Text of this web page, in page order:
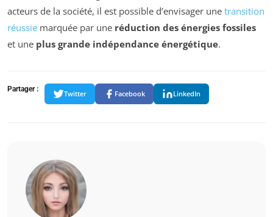
acteurs de la société, il est possible d’envisager une transition
réussie marquée par une réduction des énergies fossiles
et une plus grande indépendance énergétique.
Partager :
Twitter Facebook LinkedIn